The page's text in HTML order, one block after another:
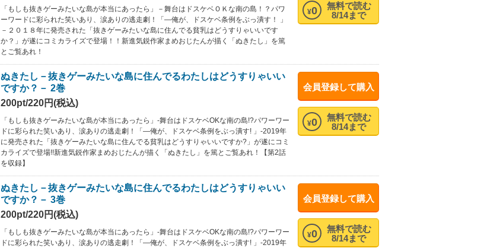
無料で読む
8/14まで
¥0
「もしも抜きゲーみたいな島が本当にあったら」－舞台はドスケベＯＫな南の島！？パワ
ーワードに彩られた笑いあり、涙ありの逃走劇！「―俺が、ドスケベ条例をぶっ潰す！ 」
－２０１８年に発売された「抜きゲーみたいな島に住んでる貧乳はどうすりゃいいです
か？」が遂にコミカライズで登場！！新進気鋭作家まめおじたんが描く「ぬきたし」を篤
とご覧あれ！
会員登録して購入
無料で読む
8/14まで
¥0
ぬきたし－抜きゲーみたいな島に住んでるわたしはどうすりゃいい
ですか？－ 2巻
200pt/220円(税込)
「もしも抜きゲーみたいな島が本当にあったら」-舞台はドスケベOKな南の島!?パワーワー
ドに彩られた笑いあり、涙ありの逃走劇！「―俺が、ドスケベ条例をぶっ潰す! 」-2019年
に発売された「抜きゲーみたいな島に住んでる貧乳はどうすりゃいいですか?」が遂にコミ
カライズで登場!!新進気鋭作家まめおじたんが描く「ぬきたし」を篤とご覧あれ！【第2話
を収録】
会員登録して購入
無料で読む
8/14まで
¥0
ぬきたし－抜きゲーみたいな島に住んでるわたしはどうすりゃいい
ですか？－ 3巻
200pt/220円(税込)
「もしも抜きゲーみたいな島が本当にあったら」-舞台はドスケベOKな南の島!?パワーワー
ドに彩られた笑いあり、涙ありの逃走劇！「―俺が、ドスケベ条例をぶっ潰す! 」-2019年